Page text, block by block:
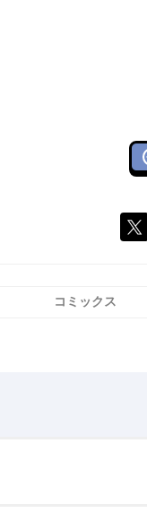
コミックス